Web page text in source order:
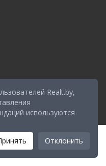
Realt.by,
используются
Отклонить